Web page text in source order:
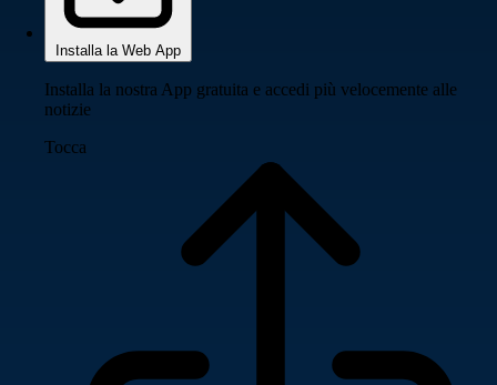
Installa la Web App
Installa la nostra App gratuita e accedi più velocemente alle
notizie
Tocca